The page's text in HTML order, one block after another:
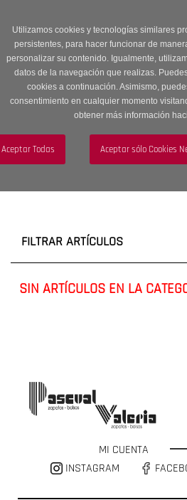
Utilizamos cookies y tecnologías similares
persistentes, para hacer funcionar de
personalizar su contenido. Igualmente,
datos de la navegación que realizas.
cookies a continuación. Asimismo,
consentimiento en cualquier momento
obtener más información
descuento en Sección OUTLET
navigation
Menú
FILTRAR ARTÍCULOS
SIN ARTÍCULOS EN LA
MI CUENTA
INSTAGRAM